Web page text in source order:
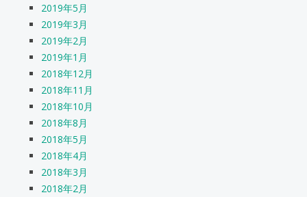
2019年5月
2019年3月
2019年2月
2019年1月
2018年12月
2018年11月
2018年10月
2018年8月
2018年5月
2018年4月
2018年3月
2018年2月